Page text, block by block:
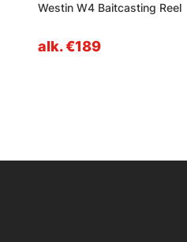
Westin W4 Baitcasting Reel
alk. €189